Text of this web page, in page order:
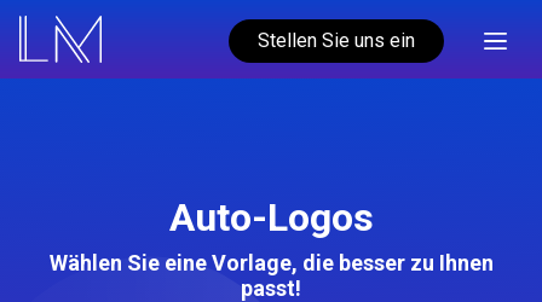
Stellen Sie uns ein
Auto-Logos
Wählen Sie eine Vorlage, die besser zu Ihnen
passt!